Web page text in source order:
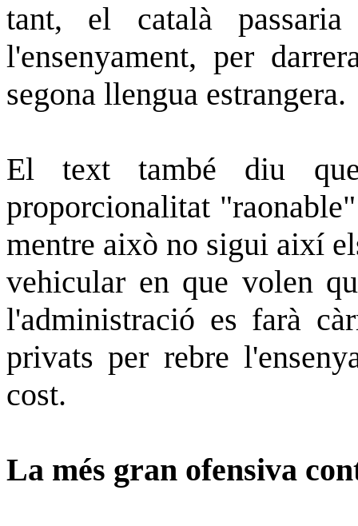
tant, el català
l'ensenyament, per
segona llengua estrangera.
El text també diu
proporcionalitat
mentre això no sigui així
vehicular en que volen
l'administració es farà
privats per rebre
cost.
La més gran ofensiva